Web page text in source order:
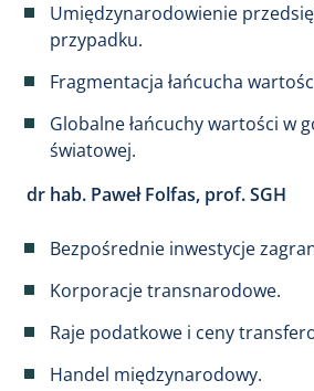
Umiędzynarodowienie
przypadku.
Fragmentacja łańcucha
Globalne łańcuchy wartości w
światowej.
dr hab. Paweł Folfas, prof. SGH
Bezpośrednie inwestycje
Korporacje transnarodowe.
Raje podatkowe i ceny
Handel międzynarodowy.